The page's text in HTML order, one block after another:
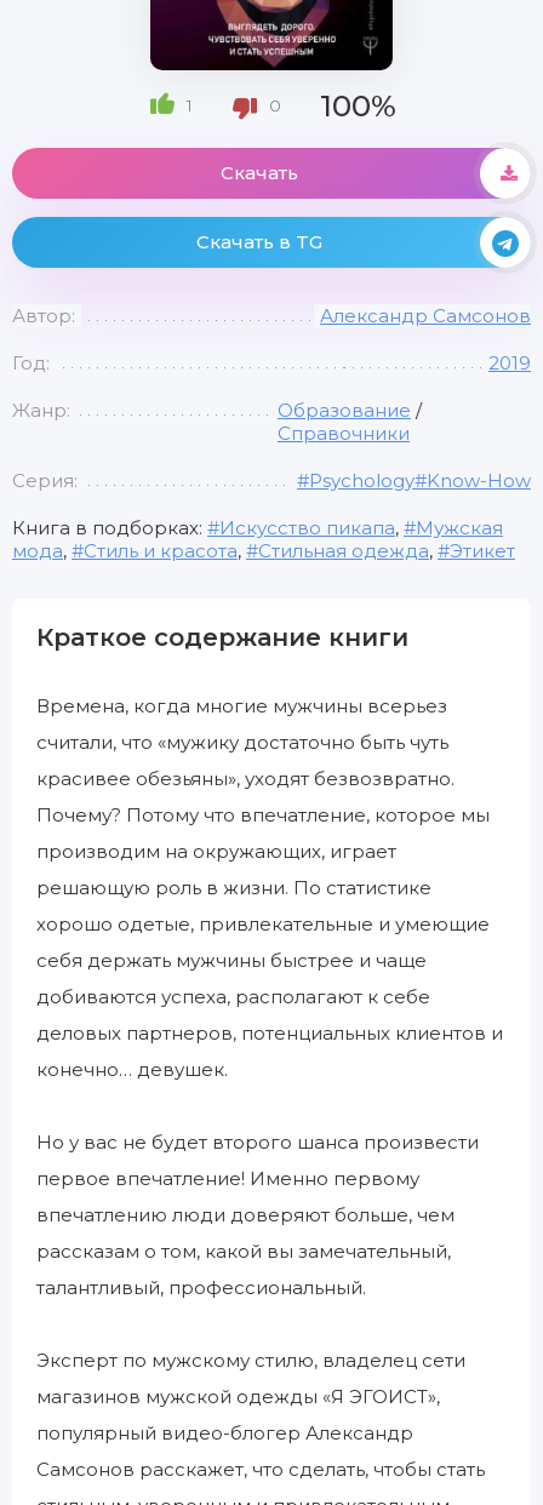
1 0 100%
Скачать
Скачать в TG
Автор: Александр Самсонов
Год: 2019
Жанр: Образование /
Справочники
Серия: #Psychology#Know-How
Книга в подборках: Искусство пикапа,
Мужская
мода, Стиль и красота, Стильная одежда, Этикет
Краткое содержание книги
Времена, когда многие мужчины всерьез
считали, что «мужику достаточно быть чуть
красивее обезьяны», уходят безвозвратно.
Почему? Потому что впечатление, которое мы
производим на окружающих, играет
решающую роль в жизни. По статистике
хорошо одетые, привлекательные и умеющие
себя держать мужчины быстрее и чаще
добиваются успеха, располагают к себе
деловых партнеров, потенциальных клиентов и
конечно… девушек.
Но у вас не будет второго шанса произвести
первое впечатление! Именно первому
впечатлению люди доверяют больше, чем
рассказам о том, какой вы замечательный,
талантливый, профессиональный.
Эксперт по мужскому стилю, владелец сети
магазинов мужской одежды «Я ЭГОИСТ»,
популярный видео-блогер Александр
Самсонов расскажет, что сделать, чтобы стать